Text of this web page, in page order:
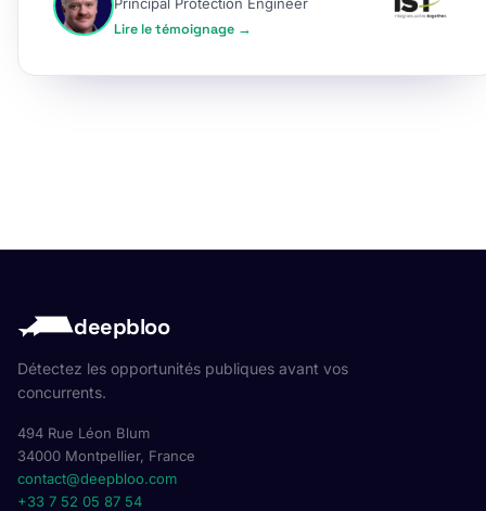
Lire le témoignage →
deepbloo
Détectez les opportunités publiques avant vos
concurrents.
494 Rue Léon Blum
34000 Montpellier, France
contact@deepbloo.com
+33 7 52 05 87 54